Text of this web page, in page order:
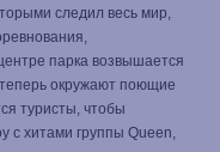
следил весь мир,
парка возвышается
окружают поющие
туристы, чтобы
с хитами группы Queen,